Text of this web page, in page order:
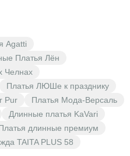
вашу
бренда.
Agatti
Платья Лён
Челнах
Платья ЛЮШе к празднику
Pur
Платья Мода-Версаль
Длинные платья KaVari
длинные премиум
TAITA PLUS 58